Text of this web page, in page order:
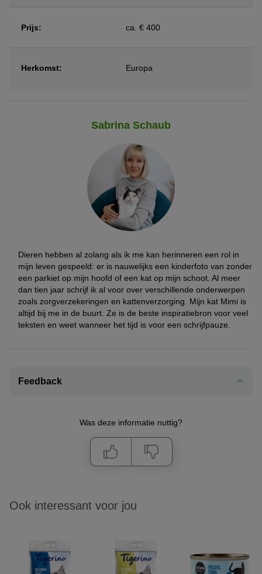
Prijs: ca. € 400
Herkomst: Europa
Sabrina Schaub
Dieren hebben al zolang als ik me kan herinneren een rol in
mijn leven gespeeld: er is nauwelijks een kinderfoto van zonder
een parkiet op mijn hoofd of een kat op mijn schoot. Al meer
dan tien jaar schrijf ik al voor over verschillende onderwerpen
zoals zorgverzekeringen en kattenverzorging. Mijn kat Mimi is
altijd bij me in de buurt. Ze is de beste inspiratiebron voor veel
teksten en weet wanneer het tijd is voor een schrijfpauze.
Feedback
Was deze informatie nuttig?
Ook interessant voor jou